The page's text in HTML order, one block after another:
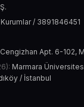
/ 3891846451
Cengizhan Apt. 6-102,
Marmara
/ İstanbul